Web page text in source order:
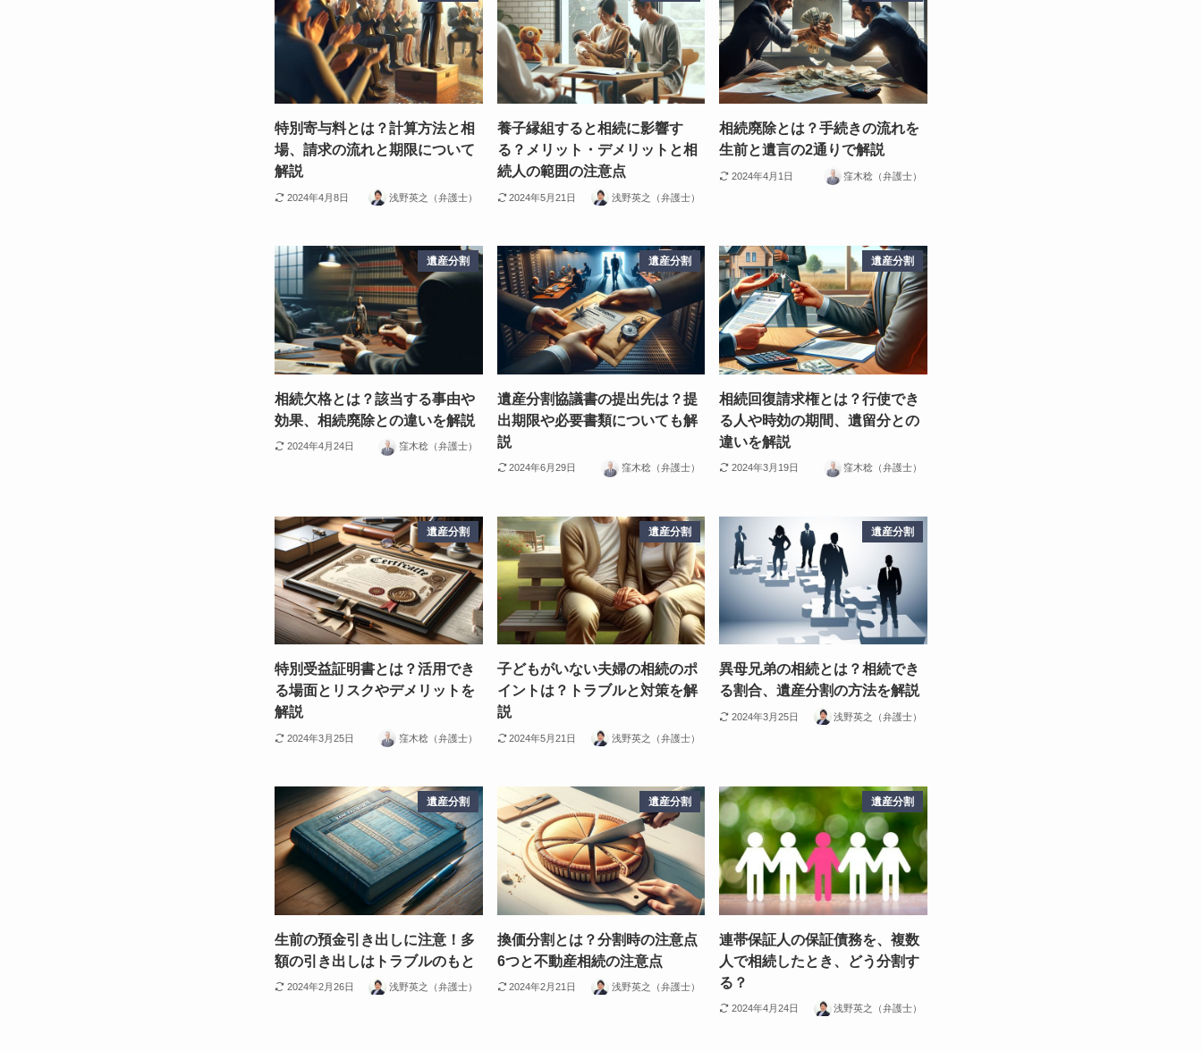
特別寄与料とは？計算方法と相
場、請求の流れと期限について
解説
2024年4月8日 浅野英之（弁護士）
養子縁組すると相続に影響す
る？メリット・デメリットと相
続人の範囲の注意点
2024年5月21日 浅野英之（弁護士）
相続廃除とは？手続きの流れを
生前と遺言の2通りで解説
2024年4月1日 窪木稔（弁護士）
遺産分割
相続欠格とは？該当する事由や
効果、相続廃除との違いを解説
2024年4月24日 窪木稔（弁護士）
遺産分割
遺産分割協議書の提出先は？提
出期限や必要書類についても解
説
2024年6月29日 窪木稔（弁護士）
遺産分割
相続回復請求権とは？行使でき
る人や時効の期間、遺留分との
違いを解説
2024年3月19日 窪木稔（弁護士）
遺産分割
特別受益証明書とは？活用でき
る場面とリスクやデメリットを
解説
2024年3月25日 窪木稔（弁護士）
遺産分割
子どもがいない夫婦の相続のポ
イントは？トラブルと対策を解
説
2024年5月21日 浅野英之（弁護士）
遺産分割
異母兄弟の相続とは？相続でき
る割合、遺産分割の方法を解説
2024年3月25日 浅野英之（弁護士）
遺産分割
生前の預金引き出しに注意！多
額の引き出しはトラブルのもと
2024年2月26日 浅野英之（弁護士）
遺産分割
換価分割とは？分割時の注意点
6つと不動産相続の注意点
2024年2月21日 浅野英之（弁護士）
遺産分割
連帯保証人の保証債務を、複数
人で相続したとき、どう分割す
る？
2024年4月24日 浅野英之（弁護士）